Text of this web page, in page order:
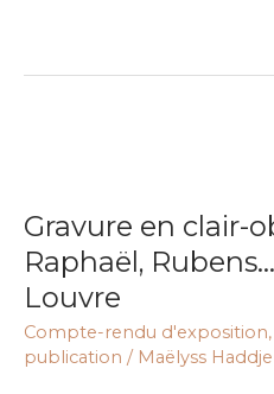
Gravure en clair-
Raphaël,
Louvre
Compte-rendu d'exposition,
publication / Maëlyss
clair-
obscur,
Cranach,
Raphaël,
Rubens…
au